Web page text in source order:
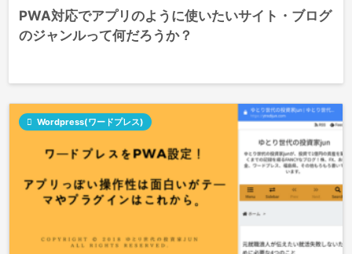
PWA対応でアプリのように使いたいサイト・ブログ
のジャンルって何だろうか？
 Wordpress(ワードプレス)